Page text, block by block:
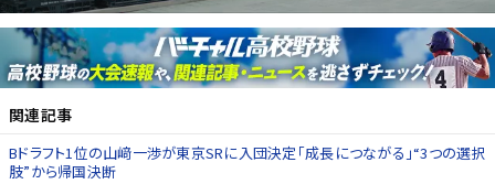
関連記事
Bドラフト1位の山﨑一渉が東京SRに入団決定「成長につながる」“3つの選択
肢”から帰国決断